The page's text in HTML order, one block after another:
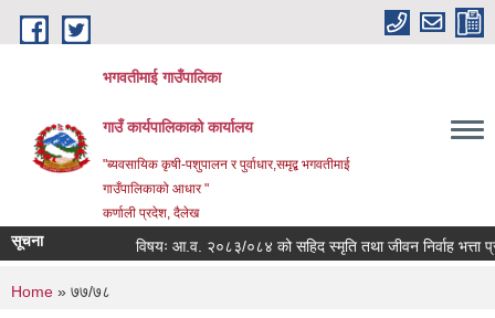
Skip to main content
भगवतीमाई गाउँपालिका
गाउँ कार्यपालिकाको कार्यालय
"ब्यवसायिक कृषी-पशुपालन र पुर्वाधार,समृद्ब भगवतीमाई
गाउँपालिकाको आधार "
कर्णाली प्रदेश, दैलेख
सूचना विषयः आ.व. २०८३/०८४ को सहिद स्मृति तथा जीवन निर्वाह भत्ता
You are here
Home » ७७/७८